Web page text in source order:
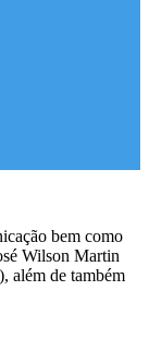
bem como
Wilson Martin
além de também